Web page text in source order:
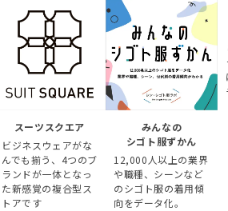
スーツスクエア
ビジネスウェアがな
んでも揃う、4つのブ
ランドが一体となっ
た新感覚の複合型ス
トアです
みんなの
シゴト服ずかん
12,000人以上の業界
や職種、シーンなど
のシゴト服の着用傾
向をデータ化。